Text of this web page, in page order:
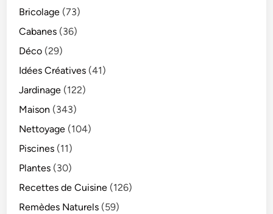
Bricolage (73)
Cabanes (36)
Déco (29)
Idées Créatives (41)
Jardinage (122)
Maison (343)
Nettoyage (104)
Piscines (11)
Plantes (30)
Recettes de Cuisine (126)
Remèdes Naturels (59)